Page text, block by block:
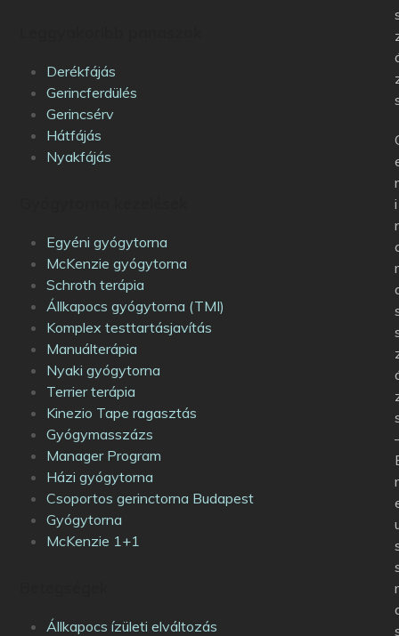
Derékfájás
Gerincferdülés
Gerincsérv
Hátfájás
Nyakfájás
Egyéni gyógytorna
McKenzie gyógytorna
Schroth terápia
Állkapocs gyógytorna (TMI)
Komplex testtartásjavítás
Manuálterápia
Nyaki gyógytorna
Terrier terápia
Kinezio Tape ragasztás
Gyógymasszázs
Manager Program
Házi gyógytorna
Csoportos gerinctorna Budapest
Gyógytorna
McKenzie 1+1
Állkapocs ízületi elváltozás
r
i
r